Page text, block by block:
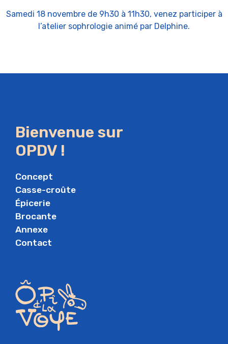
Samedi 18 novembre de 9h30 à 11h30, venez participer à
l’atelier sophrologie animé par Delphine.
Bienvenue sur
OPDV !
Concept
Casse-croûte
Épicerie
Brocante
Annexe
Contact